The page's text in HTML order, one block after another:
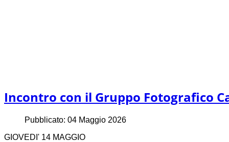
Incontro con il Gruppo Fotografico
Pubblicato: 04 Maggio 2026
GIOVEDI' 14 MAGGIO